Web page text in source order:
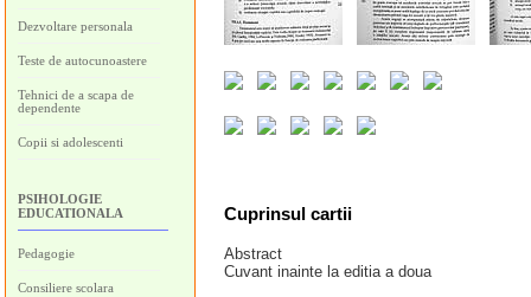
Dezvoltare personala
Teste de autocunoastere
Tehnici de a scapa de
dependente
Copii si adolescenti
PSIHOLOGIE
EDUCATIONALA
Pedagogie
Consiliere scolara
Cuprinsul cartii
Abstract
Cuvant inainte la editia a doua